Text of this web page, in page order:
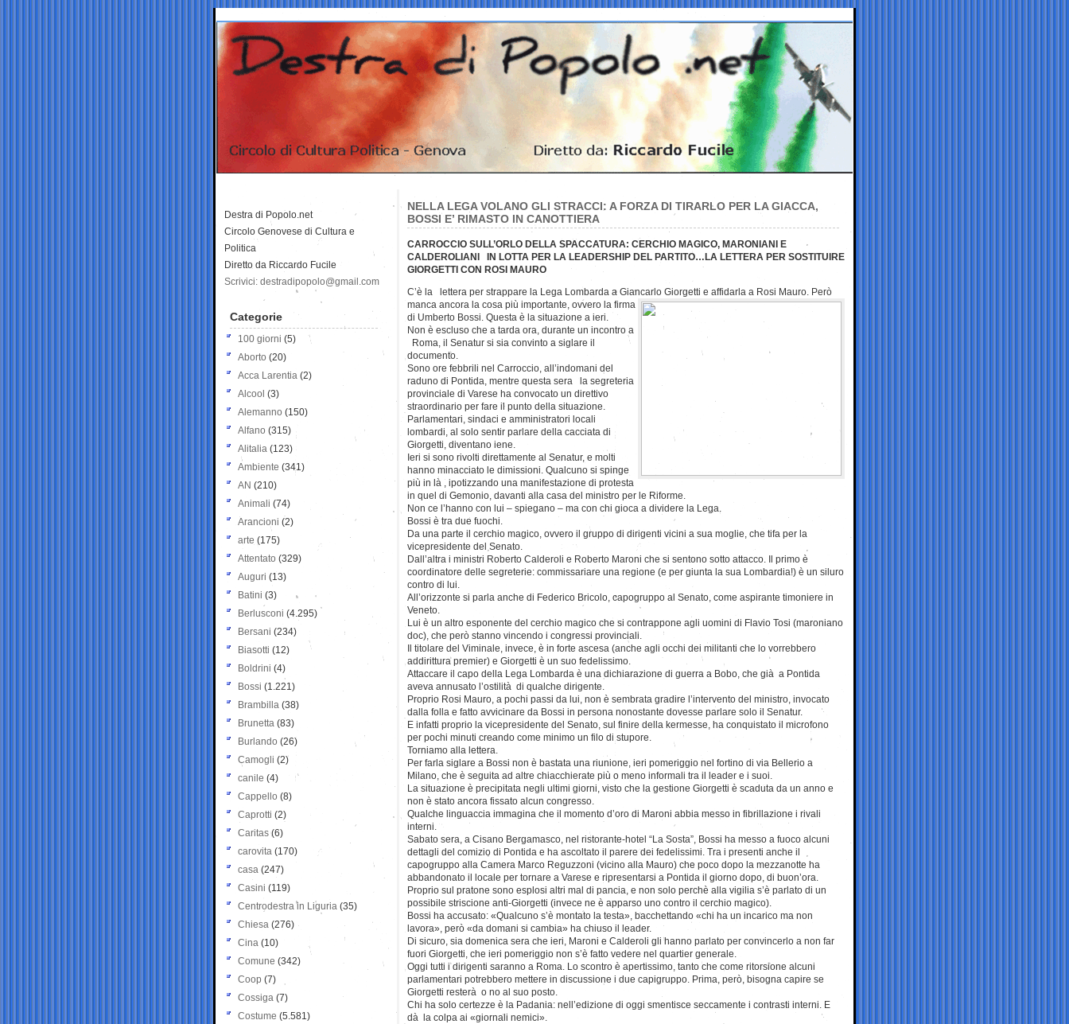
NELLA LEGA VOLANO GLI STRACCI: A FORZA DI TIRARLO PER LA GIACCA,
BOSSI E’ RIMASTO IN CANOTTIERA
CARROCCIO SULL’ORLO DELLA SPACCATURA: CERCHIO MAGICO, MARONIANI E
CALDEROLIANI IN LOTTA PER LA LEADERSHIP DEL PARTITO…LA LETTERA PER SOSTITUIRE
GIORGETTI CON ROSI MAURO
C’è la lettera per strappare la Lega Lombarda a Giancarlo Giorgetti e affidarla a Rosi Mauro. Però
manca ancora la cosa più importante, ovvero la firma
di Umberto Bossi. Questa è la situazione a ieri.
Non è escluso che a tarda ora, durante un incontro a
Roma, il Senatur si sia convinto a siglare il
documento.
Sono ore febbrili nel Carroccio, all’indomani del
raduno di Pontida, mentre questa sera la segreteria
provinciale di Varese ha convocato un direttivo
straordinario per fare il punto della situazione.
Parlamentari, sindaci e amministratori locali
lombardi, al solo sentir parlare della cacciata di
Giorgetti, diventano iene.
Ieri si sono rivolti direttamente al Senatur, e molti
hanno minacciato le dimissioni. Qualcuno si spinge
più in là , ipotizzando una manifestazione di protesta
in quel di Gemonio, davanti alla casa del ministro per le Riforme.
Non ce l’hanno con lui – spiegano – ma con chi gioca a dividere la Lega.
Bossi è tra due fuochi.
Da una parte il cerchio magico, ovvero il gruppo di dirigenti vicini a sua moglie, che tifa per la
vicepresidente del Senato.
Dall’altra i ministri Roberto Calderoli e Roberto Maroni che si sentono sotto attacco. Il primo è
coordinatore delle segreterie: commissariare una regione (e per giunta la sua Lombardia!) è un siluro
contro di lui.
All’orizzonte si parla anche di Federico Bricolo, capogruppo al Senato, come aspirante timoniere in
Veneto.
Lui è un altro esponente del cerchio magico che si contrappone agli uomini di Flavio Tosi (maroniano
doc), che però stanno vincendo i congressi provinciali.
Il titolare del Viminale, invece, è in forte ascesa (anche agli occhi dei militanti che lo vorrebbero
addirittura premier) e Giorgetti è un suo fedelissimo.
Attaccare il capo della Lega Lombarda è una dichiarazione di guerra a Bobo, che già a Pontida
aveva annusato l’ostilità di qualche dirigente.
Proprio Rosi Mauro, a pochi passi da lui, non è sembrata gradire l’intervento del ministro, invocato
dalla folla e fatto avvicinare da Bossi in persona nonostante dovesse parlare solo il Senatur.
E infatti proprio la vicepresidente del Senato, sul finire della kermesse, ha conquistato il microfono
per pochi minuti creando come minimo un filo di stupore.
Torniamo alla lettera.
Per farla siglare a Bossi non è bastata una riunione, ieri pomeriggio nel fortino di via Bellerio a
Milano, che è seguita ad altre chiacchierate più o meno informali tra il leader e i suoi.
La situazione è precipitata negli ultimi giorni, visto che la gestione Giorgetti è scaduta da un anno e
non è stato ancora fissato alcun congresso.
Qualche linguaccia immagina che il momento d’oro di Maroni abbia messo in fibrillazione i rivali
interni.
Sabato sera, a Cisano Bergamasco, nel ristorante-hotel “La Sosta”, Bossi ha messo a fuoco alcuni
dettagli del comizio di Pontida e ha ascoltato il parere dei fedelissimi. Tra i presenti anche il
capogruppo alla Camera Marco Reguzzoni (vicino alla Mauro) che poco dopo la mezzanotte ha
abbandonato il locale per tornare a Varese e ripresentarsi a Pontida il giorno dopo, di buon’ora.
Proprio sul pratone sono esplosi altri mal di pancia, e non solo perchè alla vigilia s’è parlato di un
possibile striscione anti-Giorgetti (invece ne è apparso uno contro il cerchio magico).
Bossi ha accusato: «Qualcuno s’è montato la testa», bacchettando «chi ha un incarico ma non
lavora», però «da domani si cambia» ha chiuso il leader.
Di sicuro, sia domenica sera che ieri, Maroni e Calderoli gli hanno parlato per convincerlo a non far
fuori Giorgetti, che ieri pomeriggio non s’è fatto vedere nel quartier generale.
Oggi tutti i dirigenti saranno a Roma. Lo scontro è apertissimo, tanto che come ritorsione alcuni
parlamentari potrebbero mettere in discussione i due capigruppo. Prima, però, bisogna capire se
Giorgetti resterà o no al suo posto.
Chi ha solo certezze è la Padania: nell’edizione di oggi smentisce seccamente i contrasti interni. E
dà la colpa ai «giornali nemici».
Destra di Popolo.net
Circolo Genovese di Cultura e
Politica
Diretto da Riccardo Fucile
Scrivici: destradipopolo@gmail.com
Categorie
100 giorni (5)
Aborto (20)
Acca Larentia (2)
Alcool (3)
Alemanno (150)
Alfano (315)
Alitalia (123)
Ambiente (341)
AN (210)
Animali (74)
Arancioni (2)
arte (175)
Attentato (329)
Auguri (13)
Batini (3)
Berlusconi (4.295)
Bersani (234)
Biasotti (12)
Boldrini (4)
Bossi (1.221)
Brambilla (38)
Brunetta (83)
Burlando (26)
Camogli (2)
canile (4)
Cappello (8)
Caprotti (2)
Caritas (6)
carovita (170)
casa (247)
Casini (119)
Centrodestra in Liguria (35)
Chiesa (276)
Cina (10)
Comune (342)
Coop (7)
Cossiga (7)
Costume (5.581)